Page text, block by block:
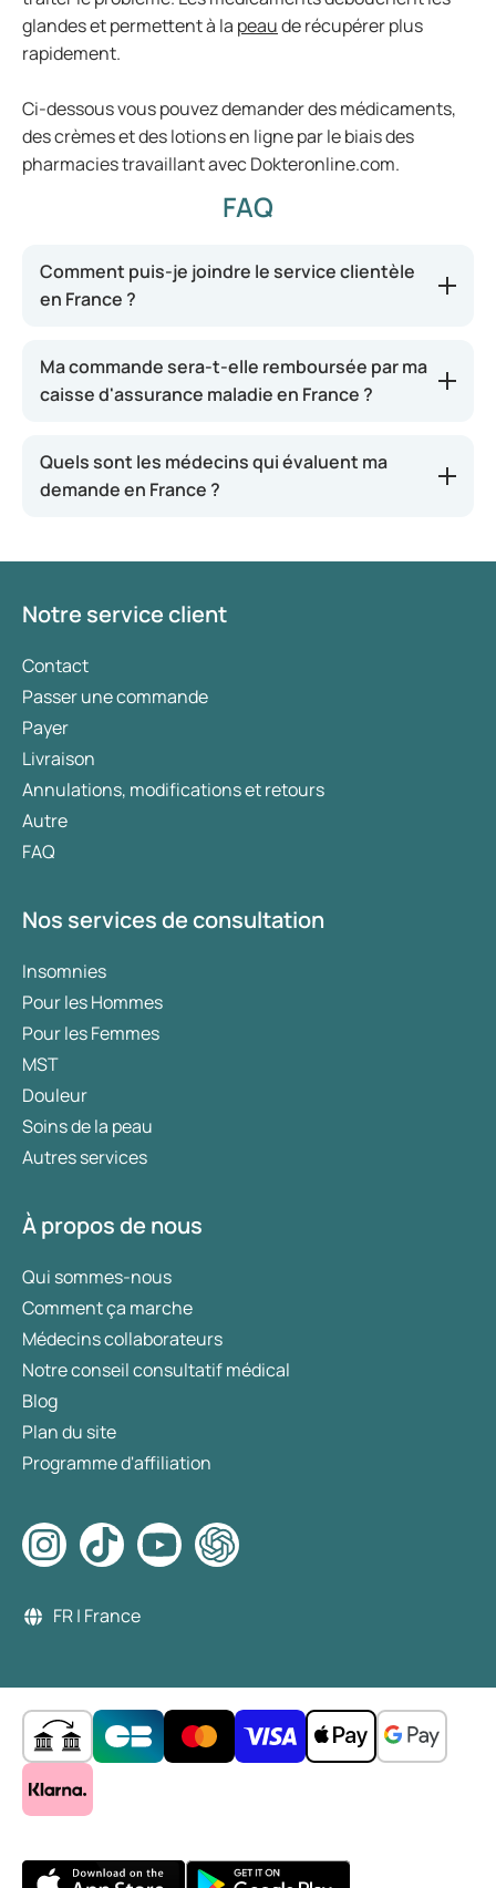
glandes et permettent à la peaude récupérer plus
rapidement.
Ci-dessous vous pouvez demander des médicaments,
des crèmes et des lotions en ligne par le biais des
pharmacies travaillant avec Dokteronline.com.
FAQ
Comment puis-je joindre le service clientèle
en France ?
Ma commande sera-t-elle remboursée par ma
caisse d'assurance maladie en France ?
Quels sont les médecins qui évaluent ma
demande en France ?
Notre service client
Contact
Passer une commande
Payer
Livraison
Annulations, modifications et retours
Autre
FAQ
Nos services de consultation
Insomnies
Pour les Hommes
Pour les Femmes
MST
Douleur
Soins de la peau
Autres services
À propos de nous
Qui sommes-nous
Comment ça marche
Médecins collaborateurs
Notre conseil consultatif médical
Blog
Plan du site
Programme d'affiliation
FR | France